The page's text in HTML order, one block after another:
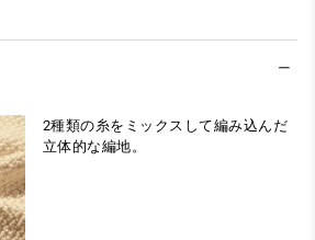
2種類の糸をミックスして編み込んだ
立体的な編地。